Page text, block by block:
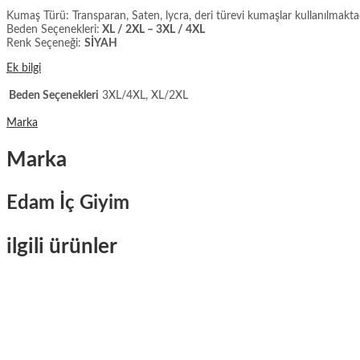
Kumaş Türü: Transparan, Saten, lycra, deri türevi kumaşlar
Beden Seçenekleri: XL / 2XL – 3XL / 4XL
Renk Seçeneği: SİYAH
Ek bilgi
Beden Seçenekleri 3XL/4XL, XL/2XL
Marka
Marka
Edam İç Giyim
ilgili ürünler